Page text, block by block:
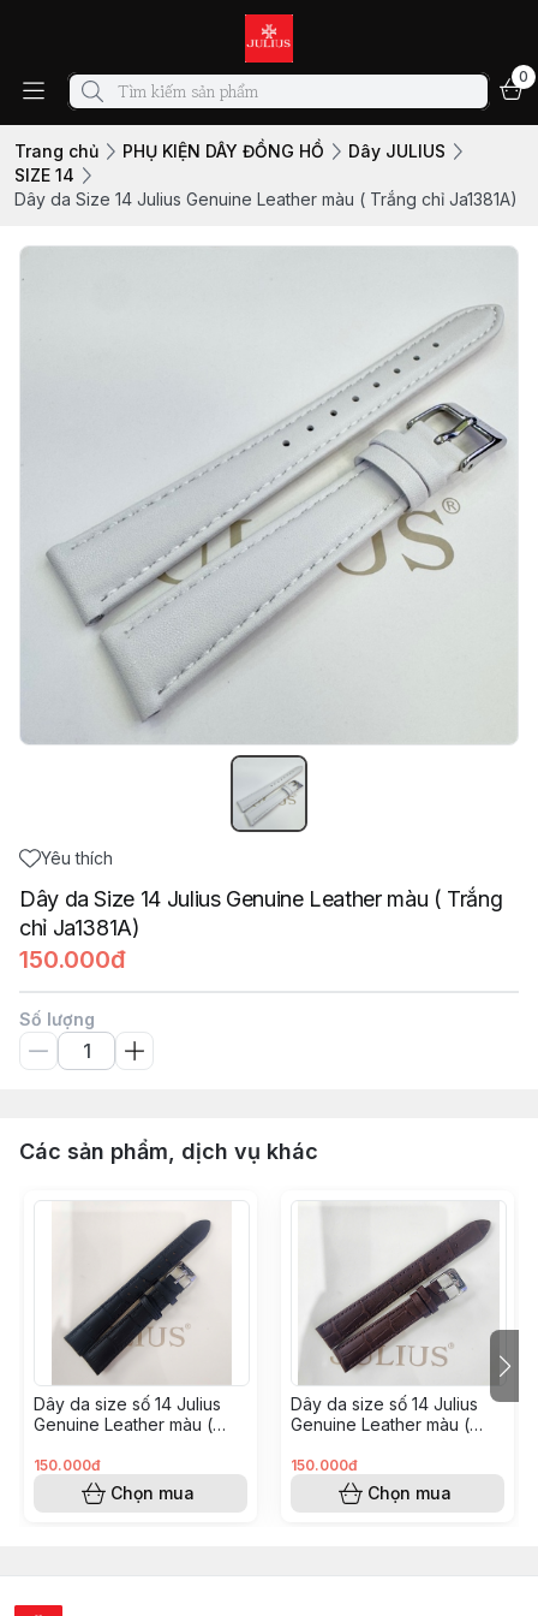
0
Trang chủ PHỤ KIỆN DÂY ĐỒNG HỒ
Dây JULIUS
SIZE 14
Dây da Size 14 Julius Genuine Leather màu ( Trắng chỉ Ja1381A)
Yêu thích
Dây da Size 14 Julius Genuine Leather màu ( Trắng
chỉ Ja1381A)
150.000đ
Số lượng
Các sản phẩm, dịch vụ khác
Dây da size số 14 Julius
Genuine Leather màu (
150.000đ
Chọn mua
Dây da size số 14 Julius
Genuine Leather màu (
150.000đ
Chọn mua